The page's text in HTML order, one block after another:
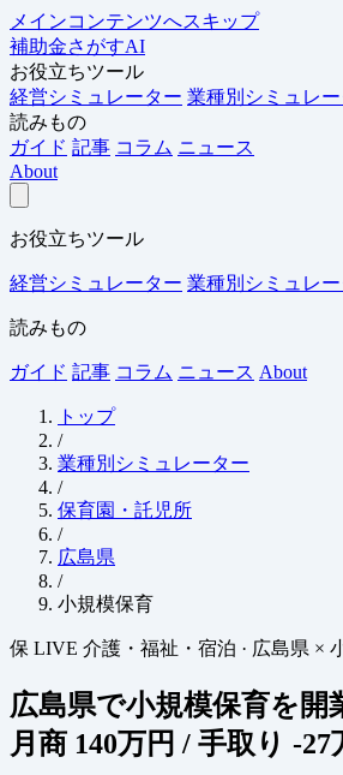
メインコンテンツへスキップ
補助金さがすAI
お役立ちツール
経営シミュレーター 業種別シミュレ
読みもの
ガイド 記事 コラム ニュース
About
お役立ちツール
経営シミュレーター 業種別シミュレ
読みもの
ガイド 記事 コラム ニュース About
トップ
/
業種別シミュレーター
/
保育園・託児所
/
広島県
/
小規模保育
保 LIVE 介護・福祉・宿泊 · 広島県 ×
広島県で小規模保育を開
月商 140万円 / 手取り -27